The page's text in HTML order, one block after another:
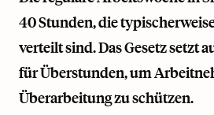
40 Stunden, die
verteilt sind. Das Gesetz setzt
für Überstunden, um
Überarbeitung zu schützen.